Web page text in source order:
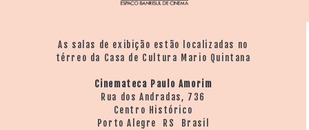
As salas de exibição estão localizadas no
térreo da Casa de Cultura Mario Quintana
Cinemateca Paulo Amorim
Rua dos Andradas, 736
Centro Histórico
Porto Alegre RS Brasil